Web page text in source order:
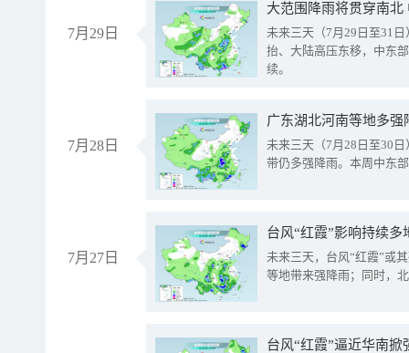
7月29日
大范围降雨将贯穿南
未来三天（7月29日至31
抬、大陆高压东移，中东
续。
7月28日
广东湖北河南等地多
未来三天（7月28日至30
带仍多强降雨。本周中东
7月27日
台风“红霞”影响持续
未来三天，台风“红霞”或
等地带来强降雨；同时，
台风“红霞”逼近华南